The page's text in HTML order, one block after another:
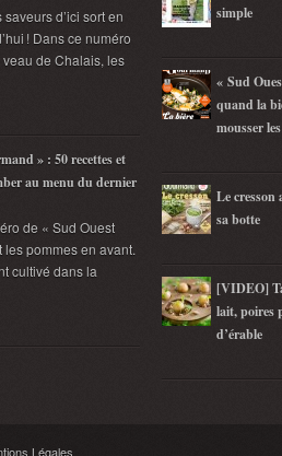
d’ici sort en
! Dans ce numéro
de Chalais, les
» : 50 recettes et
au menu du dernier
de « Sud Ouest
les pommes en avant.
cultivé dans la
simple
« Sud
quand la
mousser
Le cresson
sa botte
[VIDEO]
lait, poires
d’érable
Légales